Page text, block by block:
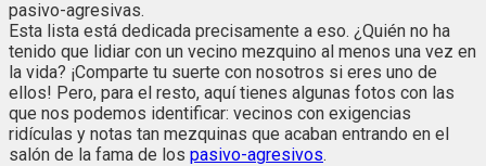
pasivo-agresivas.
Esta lista está dedicada precisamente a eso. ¿Quién no ha
tenido que lidiar con un vecino mezquino al menos una vez en
la vida? ¡Comparte tu suerte con nosotros si eres uno de
ellos! Pero, para el resto, aquí tienes algunas fotos con las
que nos podemos identificar: vecinos con exigencias
ridículas y notas tan mezquinas que acaban entrando en el
salón de la fama de los pasivo-agresivos.